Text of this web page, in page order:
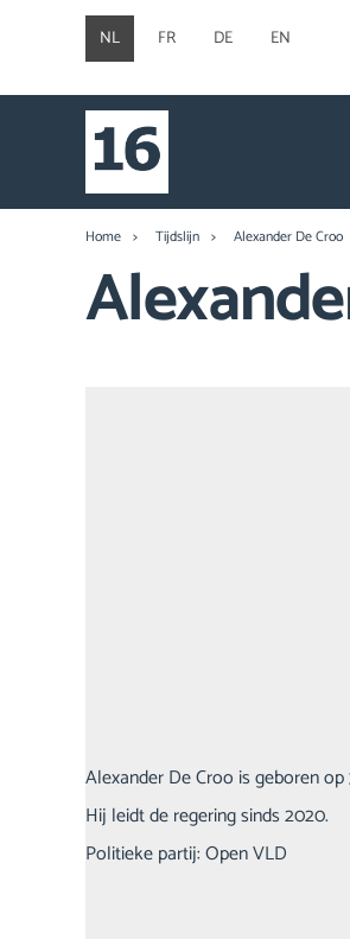
NL FR DE EN
Home Tijdslijn Alexander De Croo
Alexander De Croo is geboren op
Hij leidt de regering sinds 2020.
Politieke partij: Open VLD